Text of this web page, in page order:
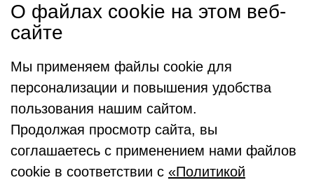
О файлах cookie на этом веб-
сайте
Мы применяем файлы cookie для
персонализации и повышения удобства
пользования нашим сайтом.
Продолжая просмотр сайта, вы
соглашаетесь с применением нами файлов
cookie в соответствии с «Политикой